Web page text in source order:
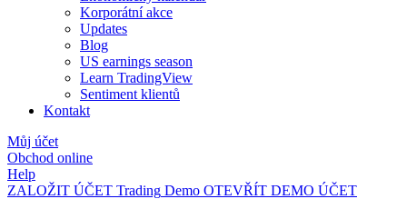
Korporátní akce
Updates
Blog
US earnings season
Learn TradingView
Sentiment klientů
Kontakt
Můj účet
Obchod online
Help
ZALOŽIT ÚČET Trading Demo OTEVŘÍT DEMO ÚČET